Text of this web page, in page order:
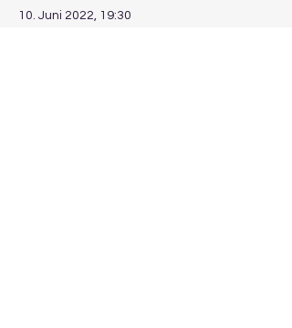
10. Juni 2022, 19:30